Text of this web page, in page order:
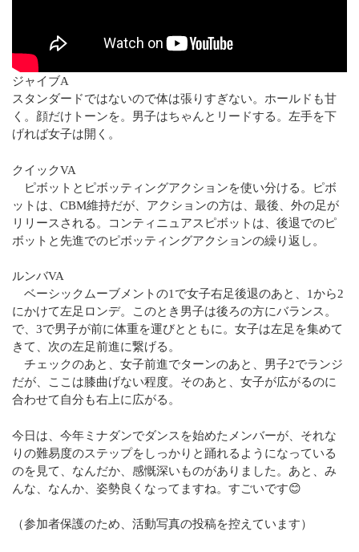
ジャイブA
スタンダードではないので体は張りすぎない。ホールドも甘
く。顔だけトーンを。男子はちゃんとリードする。左手を下
げれば女子は開く。
クイックVA
ピボットとピボッティングアクションを使い分ける。ピボ
ットは、CBM維持だが、アクションの方は、最後、外の足が
リリースされる。コンティニュアスピボットは、後退でのピ
ボットと先進でのピボッティングアクションの繰り返し。
ルンバVA
ベーシックムーブメントの1で女子右足後退のあと、1から2
にかけて左足ロンデ。このとき男子は後ろの方にバランス。
で、3で男子が前に体重を運びとともに。女子は左足を集めて
きて、次の左足前進に繋げる。
チェックのあと、女子前進でターンのあと、男子2でランジ
だが、ここは膝曲げない程度。そのあと、女子が広がるのに
合わせて自分も右上に広がる。
今日は、今年ミナダンでダンスを始めたメンバーが、それな
りの難易度のステップをしっかりと踊れるようになっている
のを見て、なんだか、感慨深いものがありました。あと、み
んな、なんか、姿勢良くなってますね。すごいです😊
（参加者保護のため、活動写真の投稿を控えています）